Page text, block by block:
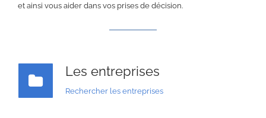
et ainsi vous aider dans vos prises de décision.
Les entreprises
Rechercher les entreprises